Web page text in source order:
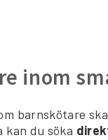
inom
barnskötare
du söka